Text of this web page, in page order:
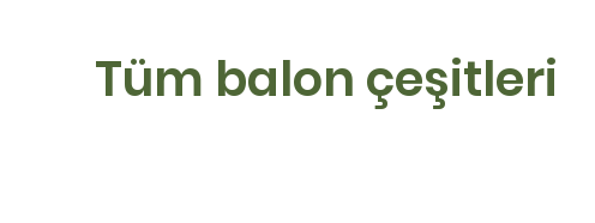
Tüm balon çeşitleri